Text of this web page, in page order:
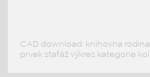
CAD download: knihovna
prvek stafáž výkres kategorie